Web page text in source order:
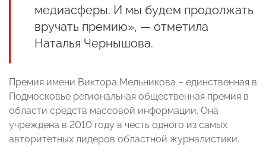
медиасферы. И мы будем продолжать
вручать премию», — отметила
Наталья Чернышова.
Премия имени Виктора Мельникова – единственная в
Подмосковье региональная общественная премия в
области средств массовой информации. Она
учреждена в 2010 году в честь одного из самых
авторитетных лидеров областной журналистики.